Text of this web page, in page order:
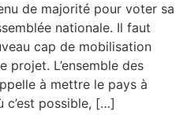
de majorité pour voter sa
nationale. Il faut
cap de mobilisation
L’ensemble des
à mettre le pays à
c’est possible, […]